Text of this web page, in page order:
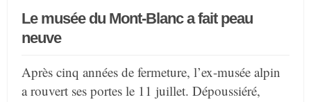
Le musée du Mont-Blanc a fait peau
neuve
Après cinq années de fermeture, l’ex-musée alpin
a rouvert ses portes le 11 juillet. Dépoussiéré,